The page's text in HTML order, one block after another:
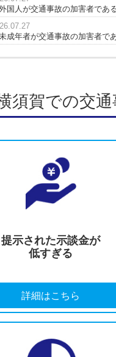
弁
最新の投稿
2026.07.27
2026.07.27
交通事故で自賠責保
未成年者が交通事
横須賀で